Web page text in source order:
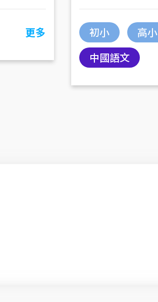
更多 初小
高小
中國語文